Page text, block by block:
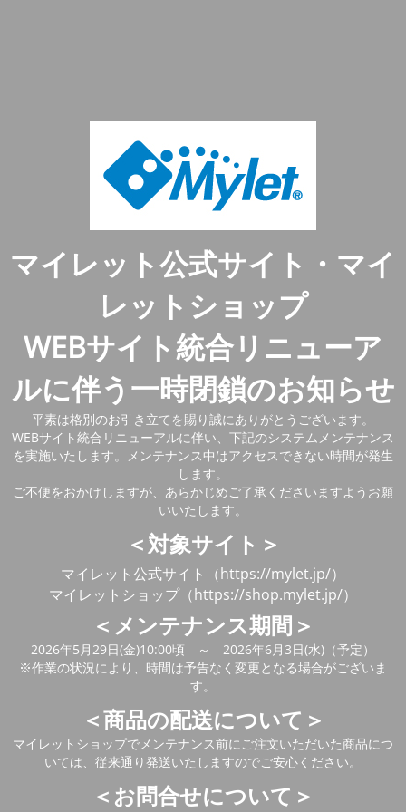
マイレット公式サイト・マイ
レットショップ
WEBサイト統合リニューア
ルに伴う一時閉鎖のお知らせ
平素は格別のお引き立てを賜り誠にありがとうございます。
WEBサイト統合リニューアルに伴い、下記のシステムメンテナンス
を実施いたします。メンテナンス中はアクセスできない時間が発生
します。
ご不便をおかけしますが、あらかじめご了承くださいますようお願
いいたします。
＜対象サイト＞
マイレット公式サイト（https://mylet.jp/）
マイレットショップ（https://shop.mylet.jp/）
＜メンテナンス期間＞
2026年5月29日(金)10:00頃 ～ 2026年6月3日(水)（予定）
※作業の状況により、時間は予告なく変更となる場合がございま
す。
＜商品の配送について＞
マイレットショップでメンテナンス前にご注文いただいた商品につ
いては、従来通り発送いたしますのでご安心ください。
＜お問合せについて＞